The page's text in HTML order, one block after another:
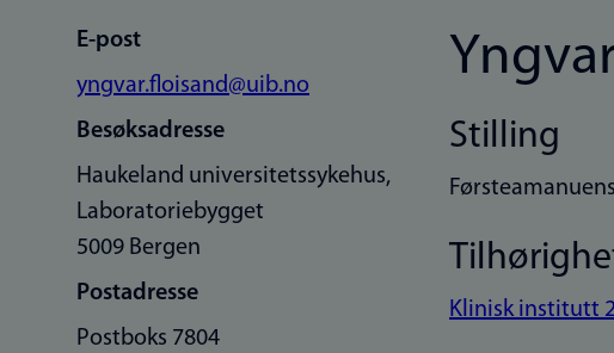
E-post
yngvar.floisand@uib.no
Besøksadresse
Haukeland universitetssykehus,
Laboratoriebygget
5009 Bergen
Postadresse
Postboks 7804
Stilling
Klinisk institutt